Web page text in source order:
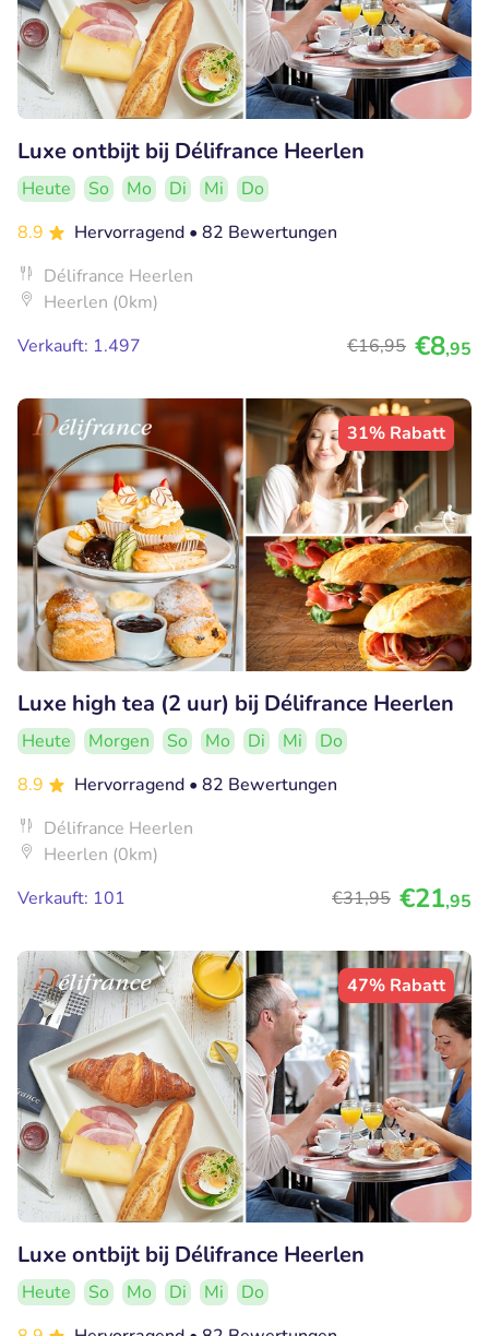
Luxe ontbijt bij Délifrance Heerlen
Heute So Mo Di Mi
Do
8.9
Hervorragend • 82 Bewertungen
Délifrance Heerlen
Heerlen (0km)
Verkauft: 1.497
€16,95 €8,95
31% Rabatt
Luxe high tea (2 uur) bij Délifrance Heerlen
Heute Morgen So Mo Di Mi
Do
8.9
Hervorragend • 82 Bewertungen
Délifrance Heerlen
Heerlen (0km)
Verkauft: 101
€31,95 €21,95
47% Rabatt
Luxe ontbijt bij Délifrance Heerlen
Heute So Mo Di Mi
Do